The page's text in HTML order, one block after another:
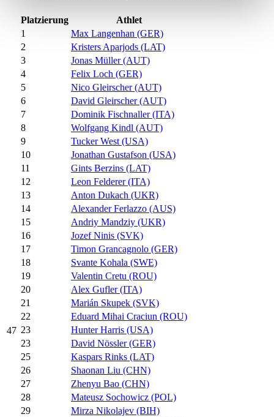
47
Platzierung
Athlet
1
Max Langenhan (GER)
2
Kristers Aparjods (LAT)
3
Jonas Müller (AUT)
4
Felix Loch (GER)
5
Nico Gleirscher (AUT)
6
David Gleirscher (AUT)
7
Dominik Fischnaller (ITA)
8
Wolfgang Kindl (AUT)
9
Tucker West (USA)
10
Jonathan Gustafson (USA)
11
Gints Berzins (LAT)
12
Leon Felderer (ITA)
13
Anton Dukach (UKR)
14
Alexander Ferlazzo (AUS)
15
Andriy Mandziy (UKR)
16
Jozef Ninis (SVK)
17
Timon Grancagnolo (GER)
18
Svante Kohala (SWE)
19
Valentin Cretu (ROU)
20
Alex Gufler (ITA)
21
Marián Skupek (SVK)
22
Eduard Mihai Craciun (ROU)
23
Hunter Harris (USA)
23
David Nössler (GER)
25
Kaspars Rinks (LAT)
26
Shaonan Liu (CHN)
27
Zhenyu Bao (CHN)
28
Mateusz Sochowicz (POL)
29
Mirza Nikolajev (BIH)